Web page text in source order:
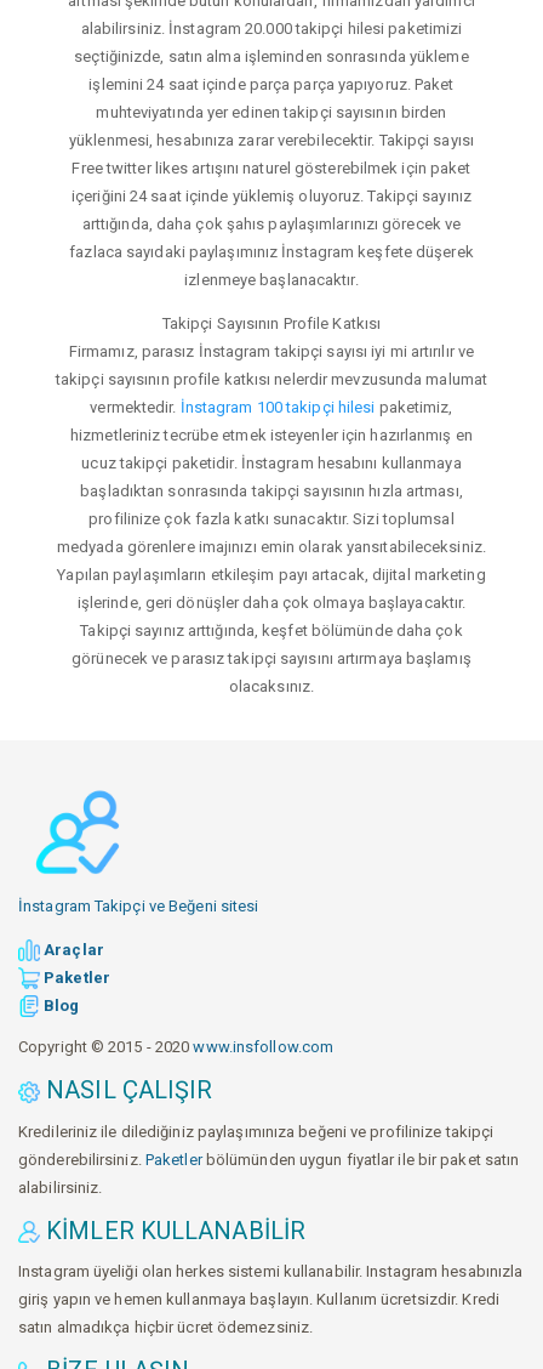
alabilirsiniz. İnstagram 20.000 takipçi hilesi paketimizi
seçtiğinizde, satın alma işleminden sonrasında yükleme
işlemini 24 saat içinde parça parça yapıyoruz. Paket
muhteviyatında yer edinen takipçi sayısının birden
yüklenmesi, hesabınıza zarar verebilecektir. Takipçi sayısı
Free twitter likes artışını naturel gösterebilmek için paket
içeriğini 24 saat içinde yüklemiş oluyoruz. Takipçi sayınız
arttığında, daha çok şahıs paylaşımlarınızı görecek ve
fazlaca sayıdaki paylaşımınız İnstagram keşfete düşerek
izlenmeye başlanacaktır.
Takipçi Sayısının Profile Katkısı
Firmamız, parasız İnstagram takipçi sayısı iyi mi artırılır ve
takipçi sayısının profile katkısı nelerdir mevzusunda malumat
vermektedir. İnstagram 100 takipçi hilesi paketimiz,
hizmetleriniz tecrübe etmek isteyenler için hazırlanmış en
ucuz takipçi paketidir. İnstagram hesabını kullanmaya
başladıktan sonrasında takipçi sayısının hızla artması,
profilinize çok fazla katkı sunacaktır. Sizi toplumsal
medyada görenlere imajınızı emin olarak yansıtabileceksiniz.
Yapılan paylaşımların etkileşim payı artacak, dijital marketing
işlerinde, geri dönüşler daha çok olmaya başlayacaktır.
Takipçi sayınız arttığında, keşfet bölümünde daha çok
görünecek ve parasız takipçi sayısını artırmaya başlamış
olacaksınız.
İnstagram Takipçi ve Beğeni sitesi
Araçlar
Paketler
Blog
Copyright © 2015 - 2020www.insfollow.com
NASIL ÇALIŞIR
Kredileriniz ile dilediğiniz paylaşımınıza beğeni ve profilinize takipçi
gönderebilirsiniz. Paketlerbölümünden uygun fiyatlar ile bir paket satın
alabilirsiniz.
KIMLER KULLANABILIR
Instagram üyeliği olan herkes sistemi kullanabilir. Instagram hesabınızla
giriş yapın ve hemen kullanmaya başlayın. Kullanım ücretsizdir. Kredi
satın almadıkça hiçbir ücret ödemezsiniz.